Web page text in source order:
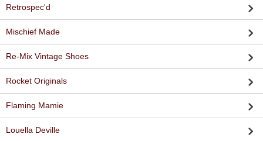
Retrospec'd
Mischief Made
Re-Mix Vintage Shoes
Rocket Originals
Flaming Mamie
Louella Deville